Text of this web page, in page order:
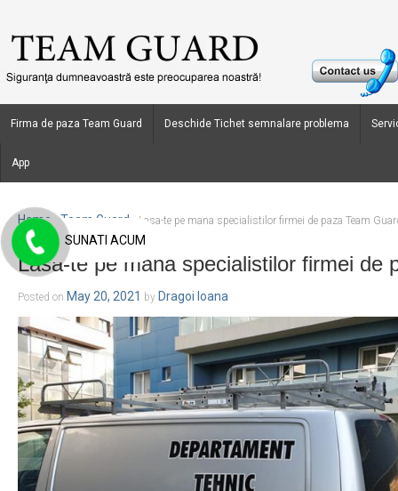
Firma de paza Team Guard Deschide Tichet semnalare problema
App
Home Team Guard Lasa-te pe mana specialistilor firmei de paza Team
Lasa-te pe mana specialistilor firmei de
Posted on May 20, 2021 by Dragoi Ioana
SUNATI ACUM